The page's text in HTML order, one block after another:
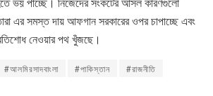
এর সমস্ত দায় আফগান সরকারের ওপর চাপাচ্ছে এবং
নেওয়ার পথ খুঁজছে।
#আলমিরসাদবাংলা #পাকিস্তান
#রাজনীতি